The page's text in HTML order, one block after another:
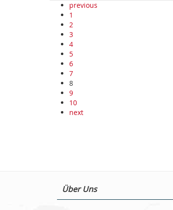
previous
1
2
3
4
5
6
7
8
9
10
next
Über Uns